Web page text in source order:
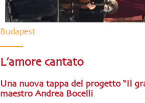
Budapest
L’amore cantato
Una nuova tappa del progetto “Il
maestro Andrea Bocelli